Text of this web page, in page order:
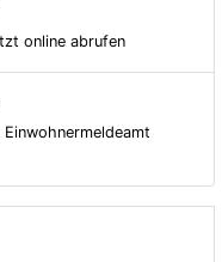
online abrufen